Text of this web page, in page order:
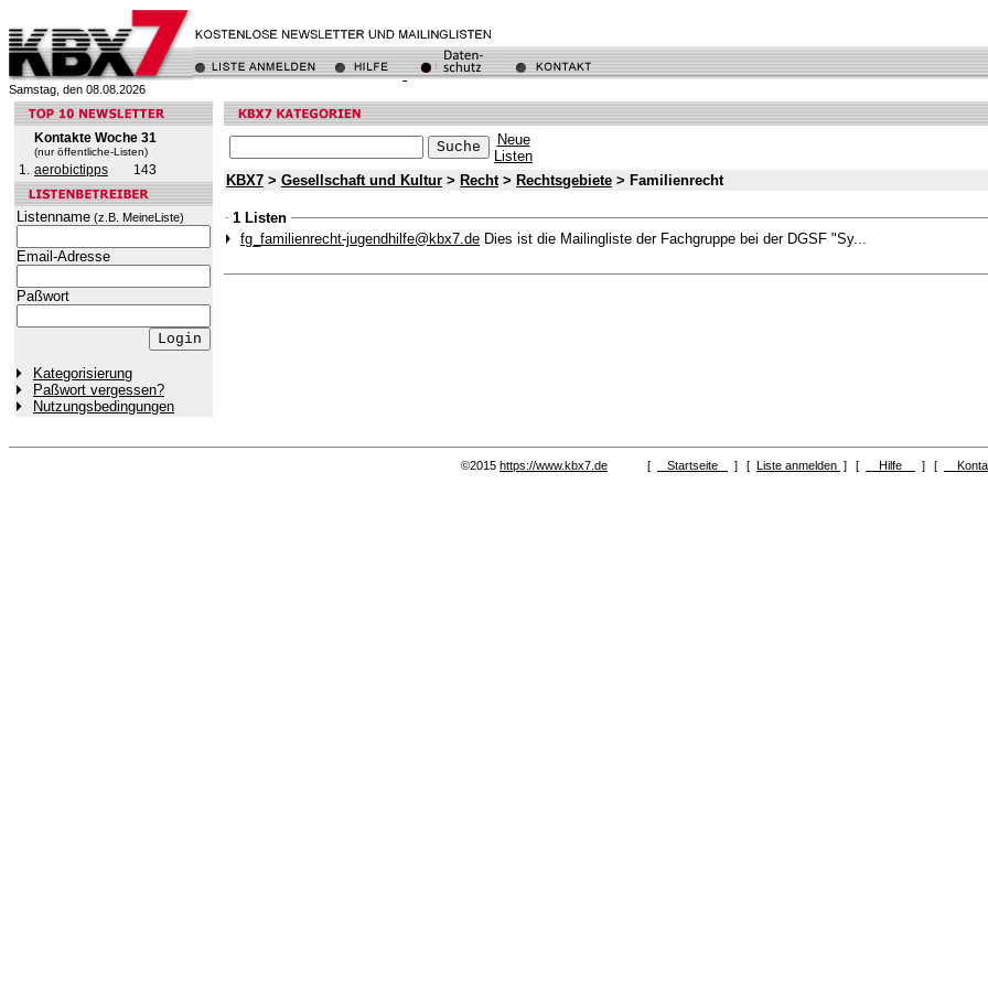
Samstag, den 08.08.2026
Kontakte Woche 31
(nur öffentliche-Listen)
1. aerobictipps 143
Listenname (z.B. MeineListe)
Email-Adresse
Paßwort
Kategorisierung
Paßwort vergessen?
Nutzungsbedingungen
Neue
Listen
KBX7 > Gesellschaft und Kultur > Recht> Rechtsgebiete > Familienrecht
1 Listen
fg_familienrecht-jugendhilfe@kbx7.de Dies ist die Mailingliste der Fachgruppe bei der DGSF "Sy...
©2015 https://www.kbx7.de [ Startseite ] [ Liste anmelden ] [ Hilfe ] [